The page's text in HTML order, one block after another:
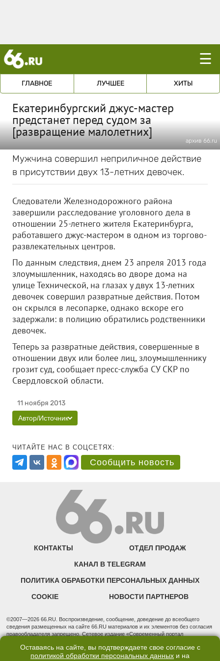
☰
ГЛАВНОЕ ЛУЧШЕЕ ХИТЫ
Екатеринбургский джус-мастер
предстанет перед судом за
[развращение малолетних]
архив 66.ru
Мужчина совершил неприличное действие
в присутствии двух 13-летних девочек.
Следователи Железнодорожного района
завершили расследование уголовного дела в
отношении 25-летнего жителя Екатеринбурга,
работавшего джус-мастером в одном из торгово-
развлекательных центров.
По данным следствия, днем 23 апреля 2013 года
злоумышленник, находясь во дворе дома на
улице Технической, на глазах у двух 13-летних
девочек совершил развратные действия. Потом
он скрылся в лесопарке, однако вскоре его
задержали: в полицию обратились родственники
девочек.
Теперь за развратные действия, совершенные в
отношении двух или более лиц, злоумышленнику
грозит суд, сообщает пресс-служба СУ СКР по
Свердловской области.
11 ноября 2013
Автор/Источник
ЧИТАЙТЕ НАС В СОЦСЕТЯХ:
Сообщить новость
КОНТАКТЫ ОТДЕЛ ПРОДАЖ
КАНАЛ В TELEGRAM
ПОЛИТИКА ОБРАБОТКИ ПЕРСОНАЛЬНЫХ ДАННЫХ
COOKIE НОВОСТИ ПАРТНЕРОВ
©2007—2026 66.RU. Воспроизведение, сообщение, доведение до всеобщего
сведения размещенных на сайте 66.RU материалов и их элементов без согласия
правообладателя запрещено. Сетевое издание «Современный портал
надзору в сфере связи, информационных технологий и массовых коммуникаций
(Роскомнадзор). Регистрационный номер ЭЛ № ФС 77 - 76634 от 02.09.2019
Оставаясь на сайте, вы подтверждаете свое согласие с
политикой обработки персональных данных и на